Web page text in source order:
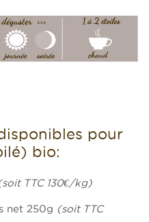
pour
bio:
TTC 130€/kg)
net 250g (soit TTC